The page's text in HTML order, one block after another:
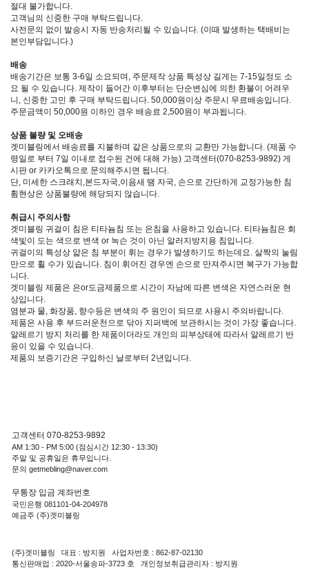
절대 불가합니다.
고객님의 신중한 구매 부탁드립니다.
사전문의 없이 발송시 자동 반송처리될 수 있습니다. (이때 발생하는 택배비는
본인부담입니다.)
배송
배송기간은 보통 3-6일 소요되며, 주문제작 상품 특성상 길게는 7-15일정도 소
요 될 수 있습니다. 제작이 들어간 이후부터는 단순변심에 의한 환불이 어려우
니, 신중한 고민 후 구매 부탁드립니다. 50,000원이상 주문시 무료배송입니다.
주문금액이 50,000원 이하인 경우 배송료 2,500원이 부과됩니다.
상품 불량 및 오배송
겟미블링에서 배송료를 지불하며 같은 상품으로의 교환만 가능합니다. (제품 수
령일로 부터 7일 이내로 접수된 건에 대해 가능) 고객센터(070-8253-9892) 게
시판 or 카카오톡으로 문의해주시면 됩니다.
단, 미세한 스크래치,본드자국,이음새 땜 자국, 손으로 간단하게 교정가능한 침
휨현상은 상품불량에 해당되지 않습니다.
취급시 주의사항
겟미블링 귀걸이 침은 티타늄침 또는 은침을 사용하고 있습니다. 티타늄침은 회
색빛이 도는 색으로 변색 or 녹슨 것이 아닌 알러지방지용 침입니다.
귀걸이의 특성상 얇은 침 부분이 휘는 경우가 발생하기도 하는데요. 살짝의 눌림
만으로 휠 수가 있습니다. 침이 휘어진 경우엔 손으로 만져주시면 복구가 가능합
니다.
겟미블링 제품은 은or도금제품으로 시간이 자남에 따른 변색은 자연스러운 현
상입니다.
염분과 물, 화장품, 향수등은 변색의 주 원인이 되므로 사용시 주의바랍니다.
제품은 사용 후 부드러운천으로 닦아 지퍼백에 보관하시는 것이 가장 좋습니다.
알레르기 방지 처리를 한 제품이더라도 개인의 피부상태에 따라서 알레르기 반
응이 있을 수 있습니다.
제품의 보증기간은 구입하신 날로부터 2년입니다.
고객센터 070-8253-9892
AM 1:30 - PM 5:00 (점심시간 12:30 - 13:30)
주말 및 공휴일은 휴무입니다.
문의 getmebling@naver.com
무통장 입금 계좌번호
국민은행 081101-04-204978
예금주 (주)겟미블링
(주)겟미블링 대표 : 방지원 사업자번호 : 862-87-02130
통신판매업 : 2020-서울송파-3723 호 개인정보취급관리자 : 방지원